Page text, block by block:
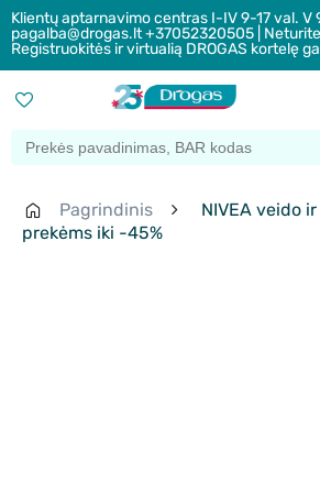
Klientų aptarnavimo centras I-IV 9-17 val. V
pagalba@drogas.lt +37052320505 |
Registruokitės ir virtualią DROGAS kortelę
Pagrindinis
NIVEA veido
prekėms iki -45%